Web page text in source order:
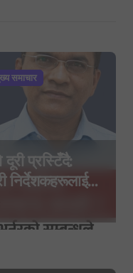
समाचार
दूरी प्रस्टिँदै:
निर्देशकहरूलाई